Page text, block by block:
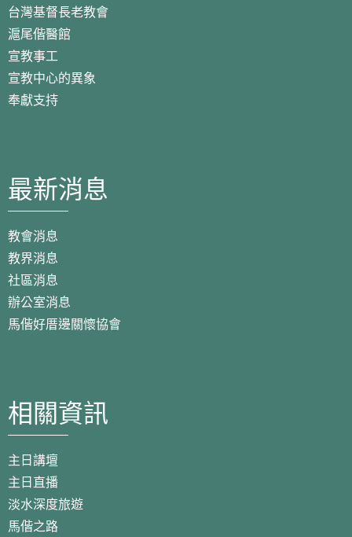
台灣基督長老教會
滬尾偕醫館
宣教事工
宣教中心的異象
奉獻支持
最新消息
教會消息
教界消息
社區消息
辦公室消息
馬偕好厝邊關懷協會
相關資訊
主日講壇
主日直播
淡水深度旅遊
馬偕之路